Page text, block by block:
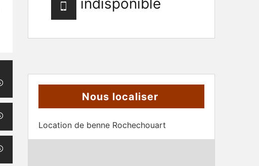
indisponible
Nous localiser
Location de benne Rochechouart